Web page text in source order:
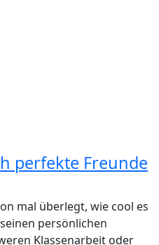
perfekte Freunde
mal überlegt, wie cool es
persönlichen
Klassenarbeit oder